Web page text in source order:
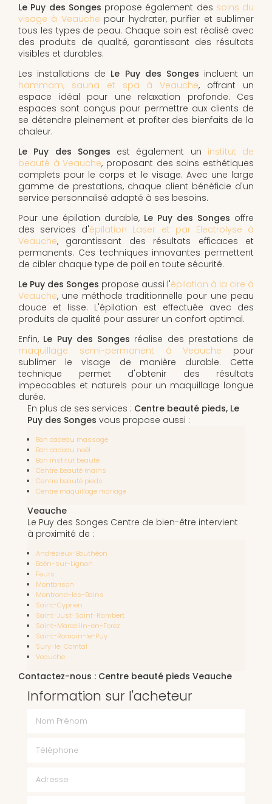
Le Puy des Songes propose également des soins du
visage à Veauche pour hydrater, purifier et sublimer
tous les types de peau. Chaque soin est réalisé avec
des produits de qualité, garantissant des résultats
visibles et durables.
Les installations de Le Puy des Songes incluent un
hammam, sauna et spa à Veauche, offrant un
espace idéal pour une relaxation profonde. Ces
espaces sont conçus pour permettre aux clients de
se détendre pleinement et profiter des bienfaits de la
chaleur.
Le Puy des Songes est également un institut de
beauté à Veauche, proposant des soins esthétiques
complets pour le corps et le visage. Avec une large
gamme de prestations, chaque client bénéficie d'un
service personnalisé adapté à ses besoins.
Pour une épilation durable, Le Puy des Songes offre
des services d'épilation Laser et par Electrolyse à
Veauche, garantissant des résultats efficaces et
permanents. Ces techniques innovantes permettent
de cibler chaque type de poil en toute sécurité.
Le Puy des Songes propose aussi l'épilation à la cire à
Veauche, une méthode traditionnelle pour une peau
douce et lisse. L'épilation est effectuée avec des
produits de qualité pour assurer un confort optimal.
Enfin, Le Puy des Songes réalise des prestations de
maquillage semi-permanent à Veauche pour
sublimer le visage de manière durable. Cette
technique permet d'obtenir des résultats
impeccables et naturels pour un maquillage longue
durée.
En plus de ses services : Centre beauté pieds, Le
Puy des Songes vous propose aussi :
Bon cadeau massage
Bon cadeau noël
Bon institut beauté
Centre beauté mains
Centre beauté pieds
Centre maquillage mariage
Veauche
Le Puy des Songes Centre de bien-être intervient
à proximité de :
Andrézieux-Bouthéon
Boën-sur-Lignon
Feurs
Montbrison
Montrond-les-Bains
Saint-Cyprien
Saint-Just-Saint-Rambert
Saint-Marcellin-en-Forez
Saint-Romain-le-Puy
Sury-le-Comtal
Veauche
Contactez-nous : Centre beauté pieds Veauche
Information sur l'acheteur